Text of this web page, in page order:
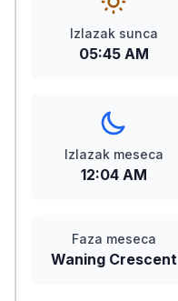
Izlazak sunca
05:45 AM
Izlazak meseca
12:04 AM
Faza meseca
Waning Crescent